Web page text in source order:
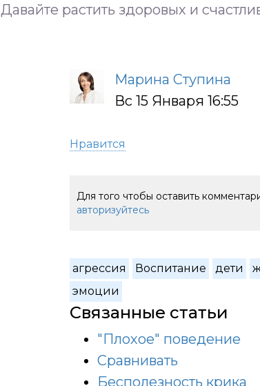
Давайте растить здоровых и
Марина Ступина
Вс 15 Января 16:55
Нравится
Для того чтобы оставить
авторизуйтесь
агрессия Воспитание дети
эмоции
Связанные статьи
"Плохое" поведение
Сравнивать
Бесполезность крика